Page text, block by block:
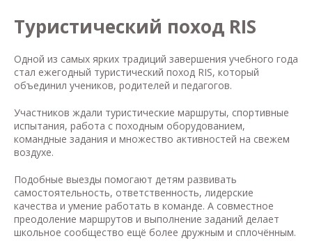
Туристический поход RIS
Одной из самых ярких традиций завершения учебного года
стал ежегодный туристический поход RIS, который
объединил учеников, родителей и педагогов.
Участников ждали туристические маршруты, спортивные
испытания, работа с походным оборудованием,
командные задания и множество активностей на свежем
воздухе.
Подобные выезды помогают детям развивать
самостоятельность, ответственность, лидерские
качества и умение работать в команде. А совместное
преодоление маршрутов и выполнение заданий делает
школьное сообщество ещё более дружным и сплочённым.